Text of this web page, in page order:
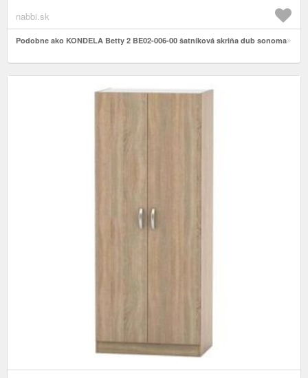
nabbi.sk
Podobne ako KONDELA Betty 2 BE02-006-00 šatníková skriňa dub sonoma